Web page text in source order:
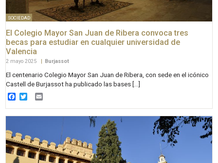
SOCIEDAD
El Colegio Mayor San Juan de Ribera convoca tres
becas para estudiar en cualquier universidad de
Valencia
2 mayo 2025 Burjassot
El centenario Colegio Mayor San Juan de Ribera, con sede en el icónico
Castell de Burjassot ha publicado las bases […]
Facebook
Twitter